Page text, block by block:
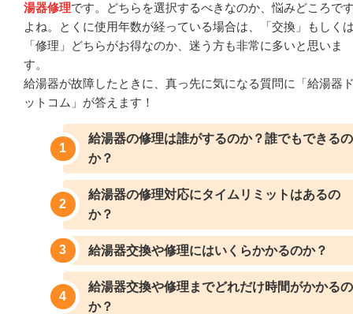
湯器修理です。どちらを選択するべきなのか、悩みどころで
よね。とくに使用年数が経っている場合は、「交換」もしく
「修理」どちらがお得なのか、迷う方も非常に多いと思いま
す。
給湯器が故障したときに、真っ先に気になる質問に「給湯器
ットコム」が答えます！
給湯器の修理は誰がするのか？誰でもできるの
か？
給湯器の修理対応にタイムリミットはあるの
か？
給湯器交換や修理にはいくらかかるのか？
給湯器交換や修理までどれだけ時間がかかるの
か？